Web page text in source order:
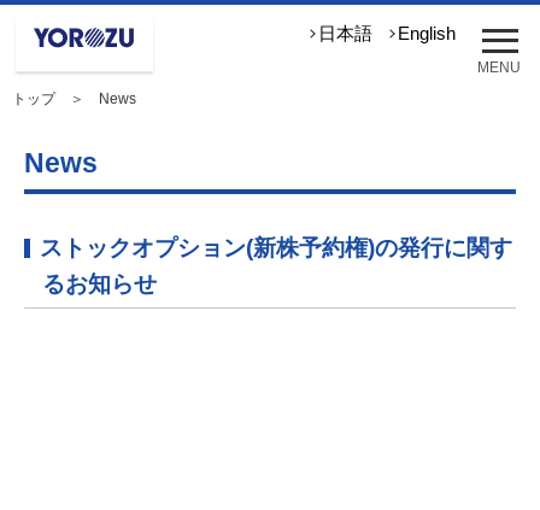
メ
ニ
ュ
MENU
日本語 English
トップ＞ News
News
ストックオプション(新株予約権)の発行に関す
るお知らせ